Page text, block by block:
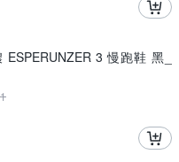
3 慢跑鞋 黑_